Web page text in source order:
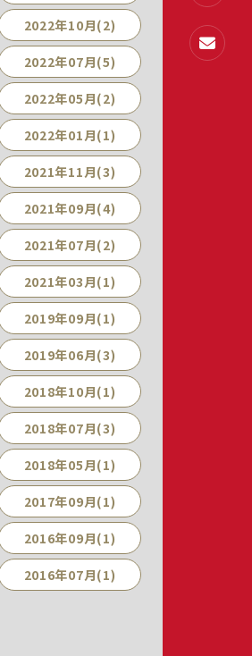
2022年10月(2)
2022年07月(5)
2022年05月(2)
2022年01月(1)
2021年11月(3)
2021年09月(4)
2021年07月(2)
2021年03月(1)
2019年09月(1)
2019年06月(3)
2018年10月(1)
2018年07月(3)
2018年05月(1)
2017年09月(1)
2016年09月(1)
2016年07月(1)